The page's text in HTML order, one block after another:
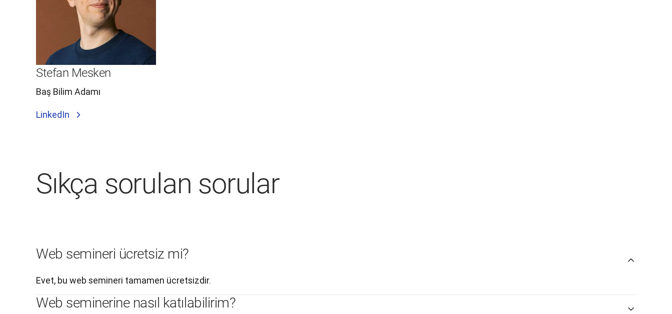
Stefan Mesken
Baş Bilim Adamı
LinkedIn
Sıkça sorulan sorular
Web semineri ücretsiz mi?
Evet, bu web semineri tamamen ücretsizdir.
Web seminerine nasıl katılabilirim?